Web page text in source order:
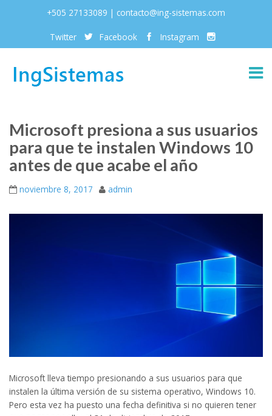
+505 27133089 | contacto@ing-sistemas.com
Twitter Facebook Instagram
Microsoft presiona a sus usuarios
para que te instalen Windows 10
antes de que acabe el año
noviembre 8, 2017 admin
Microsoft lleva tiempo presionando a sus usuarios para que
instalen la última versión de su sistema operativo, Windows 10.
Pero esta vez ha puesto una fecha definitiva si no quieren tener